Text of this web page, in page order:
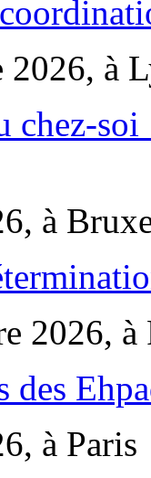
2026, à
chez-
à
2026, à
des
à Paris